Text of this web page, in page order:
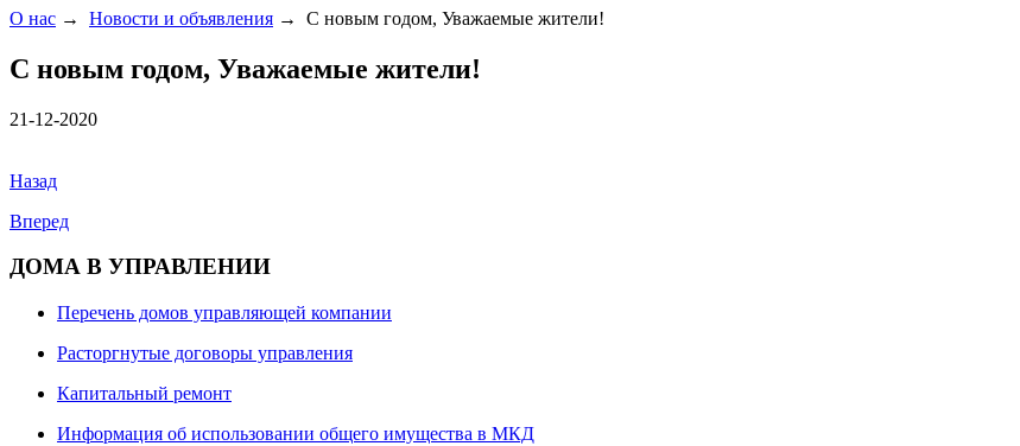
О нас → Новости и объявления → С новым годом, Уважаемые жители!
С новым годом, Уважаемые жители!
21-12-2020
Назад
Вперед
ДОМА В УПРАВЛЕНИИ
Перечень домов управляющей компании
Расторгнутые договоры управления
Капитальный ремонт
Информация об использовании общего имущества в МКД